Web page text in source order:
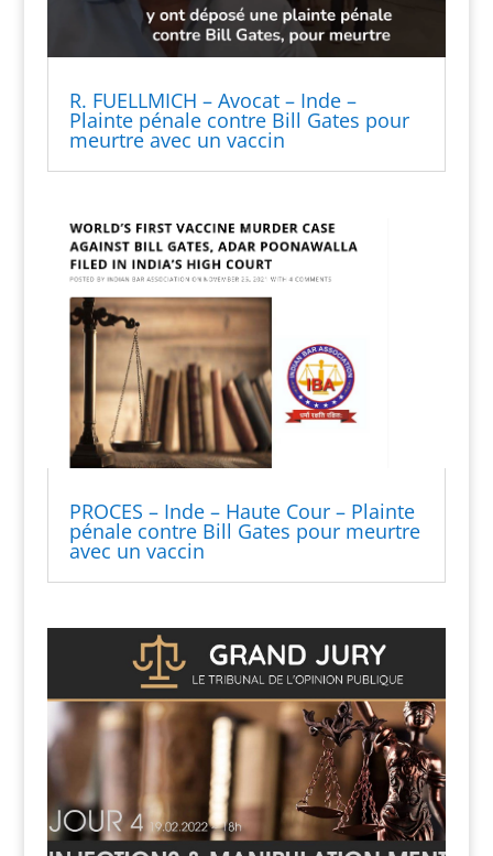
R. FUELLMICH – Avocat – Inde –
Plainte pénale contre Bill Gates pour
meurtre avec un vaccin
PROCES – Inde – Haute Cour – Plainte
pénale contre Bill Gates pour meurtre
avec un vaccin